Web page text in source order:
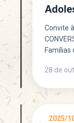
Convite
Famílias
28 de
2025/